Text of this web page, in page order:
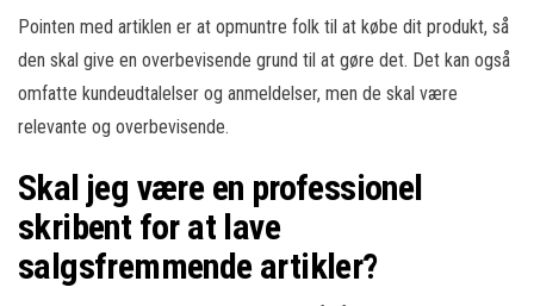
Pointen med artiklen er at opmuntre folk til at købe dit produkt, så
den skal give en overbevisende grund til at gøre det. Det kan også
omfatte kundeudtalelser og anmeldelser, men de skal være
relevante og overbevisende.
Skal jeg være en professionel
skribent for at lave
salgsfremmende artikler?